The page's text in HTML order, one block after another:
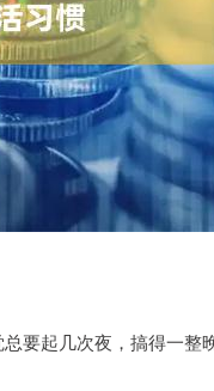
要起几次夜，搞得一整